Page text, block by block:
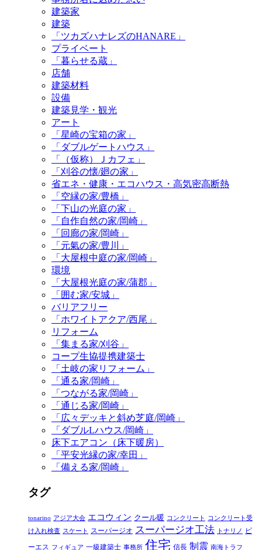
建築家
建築
「ツカズハナレズのHANARE」
プライベート
「暮らせる蔵」
店舗
建築材料
設備
建築見学・観光
アート
「星崎の宝箱の家」
「ダブルゲートハウス」
「（仮称）Ｊカフェ」
「刈谷の懐/廻の家」
省エネ・健康・エコハウス・高気密高断熱
「空縁の家/豊橋」
「下山の光庭の家」
「自作自然の家/岡崎」
「回廊の家/岡崎」
「元氣の家/豊川」
「大屋根中庭の家/岡崎」
環境
「大屋根光庭の家/蒲郡」
「囲む家/安城」
バリアフリー
「ホワイトアクア/西尾」
リフォーム
「集まる家/刈谷」
コープ生協提携建築士
「土岐の家リフォーム」
「通る家/岡崎」
「つながる家/岡崎」
「通じる家/岡崎」
「広々デッキと斜め芝庭/岡崎」
「ダブルLハウス/岡崎」
床下エアコン（床下暖房）
「平安光縁の家/幸田」
「備える家/岡崎」
タグ
tonarino アジア大会 エコウィン クール暖 コンクリート
コンクリート受
け入れ検査 スケート スーパージオ スーパージオ工法 トナリノ
ピ
ーエス
フィギュア 一級建築士 事務所 住宅 信長 制震 南海トラフ